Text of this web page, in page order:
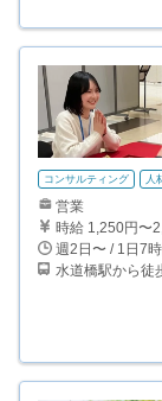
コンサルティング 人
営業
時給 1,250円〜
週2日〜 / 1日7